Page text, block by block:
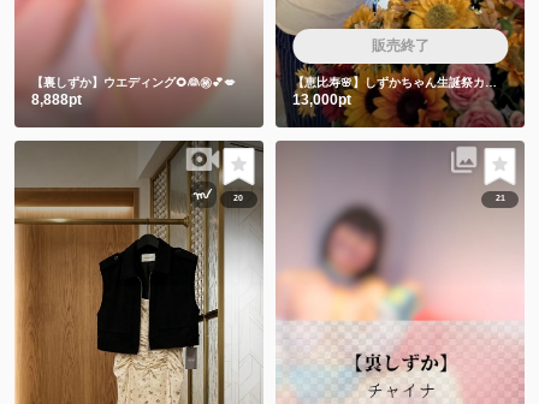
【裏しずか】ウエディング🌻👰㊙️💕💋
8,888pt
販売終了
【恵比寿🌸】しずかちゃん生誕祭カラオケ会🎤飲み放題付き
13,000pt
20 21